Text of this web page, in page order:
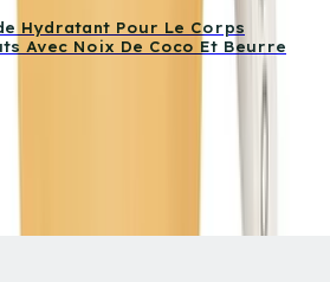
Hydratant Pour Le Corps
Avec Noix De Coco Et Beurre